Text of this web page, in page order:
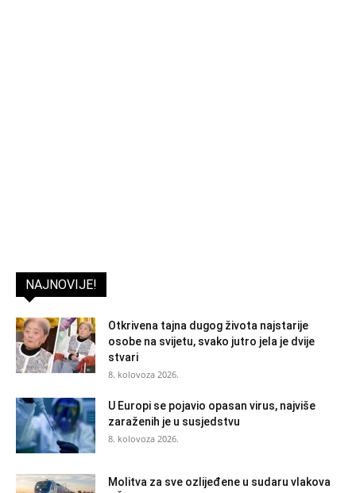
NAJNOVIJE!
Otkrivena tajna dugog života najstarije
osobe na svijetu, svako jutro jela je dvije
stvari
8. kolovoza 2026.
U Europi se pojavio opasan virus, najviše
zaraženih je u susjedstvu
8. kolovoza 2026.
Molitva za sve ozlijeđene u sudaru vlakova